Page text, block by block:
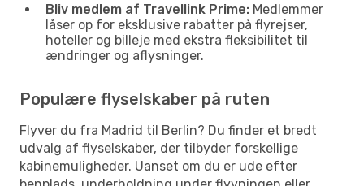
Bliv medlem af Travellink Prime: Medlemmer
låser op for eksklusive rabatter på flyrejser,
hoteller og billeje med ekstra fleksibilitet til
ændringer og aflysninger.
Populære flyselskaber på ruten
Flyver du fra Madrid til Berlin? Du finder et bredt
udvalg af flyselskaber, der tilbyder forskellige
kabinemuligheder. Uanset om du er ude efter